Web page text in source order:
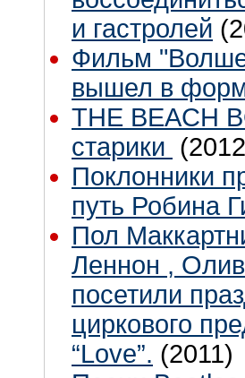
и гастролей
Фильм
вышел в
THE BEACH
старики
Поклонники
путь Робина
Пол
Леннон ,
посетили
циркового
“Love”. (2011)